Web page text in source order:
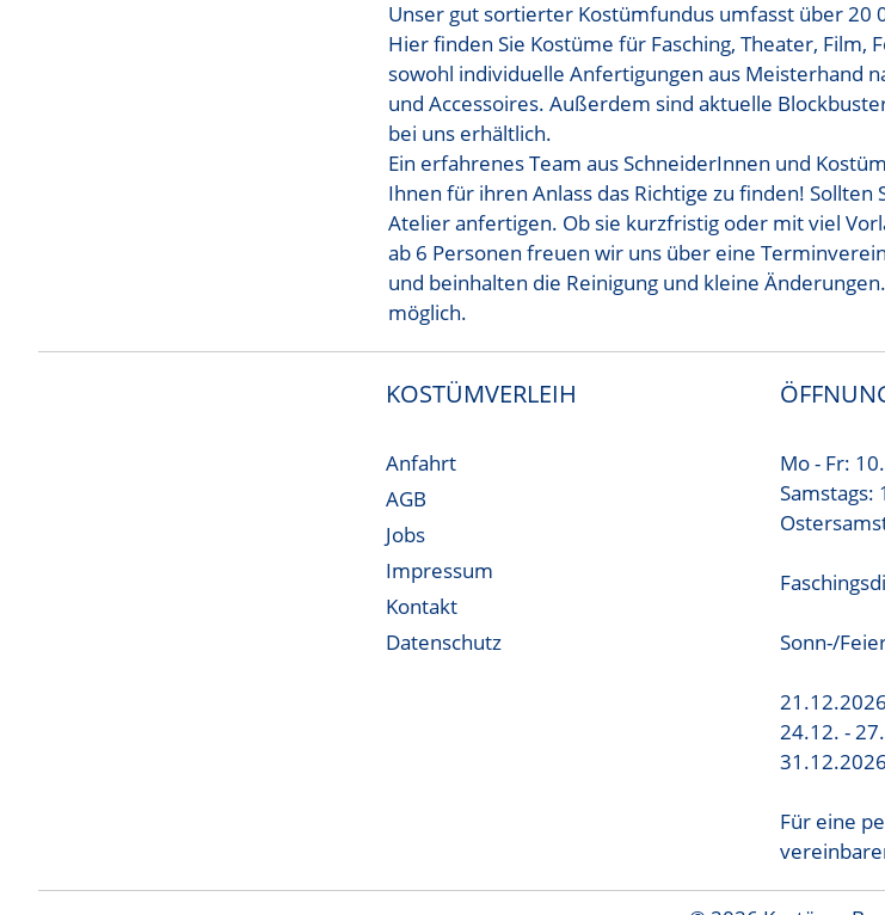
Unser gut sortierter Kostümfundus umfasst über 20
Hier finden Sie Kostüme für Fasching, Theater, Film,
sowohl individuelle Anfertigungen aus Meisterhand
und Accessoires. Außerdem sind aktuelle
bei uns erhältlich.
Ein erfahrenes Team aus SchneiderInnen und
Ihnen für ihren Anlass das Richtige zu finden!
Atelier anfertigen. Ob sie kurzfristig oder mit viel
ab 6 Personen freuen wir uns über eine
und beinhalten die Reinigung und kleine
möglich.
KOSTÜMVERLEIH
Anfahrt
AGB
Jobs
Impressum
Kontakt
Datenschutz
Mo - Fr:
Samstags:
Sonn-/
24.12. -
Für eine